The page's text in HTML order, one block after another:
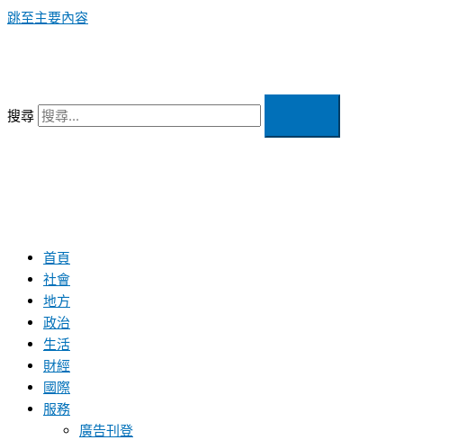
跳至主要內容
搜尋
首頁
社會
地方
政治
生活
財經
國際
服務
廣告刊登